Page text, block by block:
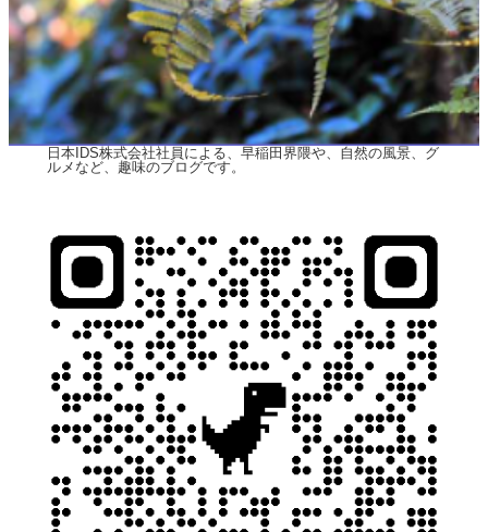
日本IDS株式会社社員による、早稲田界隈や、自然の風景、グ
ルメなど、趣味のブログです。